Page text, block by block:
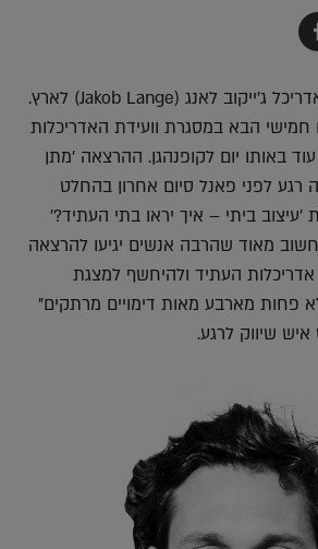
שתף
ב-
ביום שני הקרוב, יגיע אדריכל ג'ייקוב לאנג (Jakob Lange) לארץ.
חמישי הבא במסגרת וועידת האדריכלות
עוד באותו יום לקופנהגן. ההרצאה 'מתן
רגע לפני פאנל סיום אחרון בהחלט
ביתי – איך יראו בתי העתיד?'
מאוד שהרבה אנשים יגיעו להרצאה
העתיד ולהיחשף למצגת
פחות מארבע מאות דימויים מרתקים"
שיווק לרגע.